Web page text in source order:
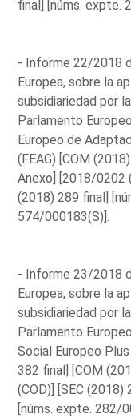
final] [núms. expte.
- Informe 22/2018
Europea, sobre la
subsidiariedad por
Parlamento
Europeo de
(FEAG) [COM
Anexo] [2018/0202
(2018) 289 final]
574/000183(S)].
- Informe 23/2018
Europea, sobre la
subsidiariedad por
Parlamento
Social Europeo
382 final] [COM
(COD)] [SEC
[núms. expte. 282/